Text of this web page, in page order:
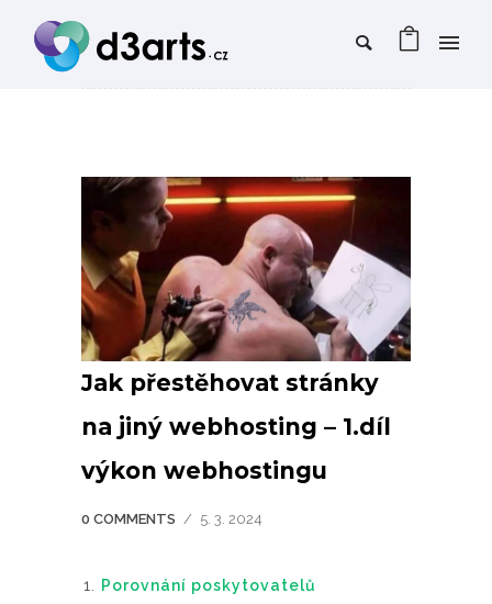
Jak přestěhovat stránky
na jiný webhosting – 1.díl
výkon webhostingu
0 COMMENTS / 5. 3. 2024
Porovnání poskytovatelů